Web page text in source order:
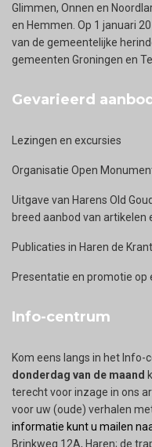
Glimmen, Onnen en
en Hemmen. Op 1 januari
van de gemeentelijke
gemeenten Groningen en
Gevarieerd
Lezingen en excursies
Organisatie Open
Uitgave van Harens Old
breed aanbod van artikelen
Publicaties in Haren de Krant
Presentatie en promotie op
Info-centrum
Kom eens langs in het Info-
donderdag van de maand
terecht voor inzage in ons
voor uw (oude) verhalen
informatie kunt u mailen
Brinkweg 12A, Haren; de